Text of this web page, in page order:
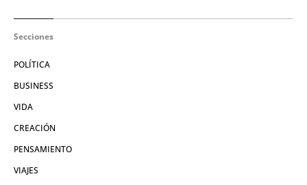
Secciones
POLÍTICA
BUSINESS
VIDA
CREACIÓN
PENSAMIENTO
VIAJES